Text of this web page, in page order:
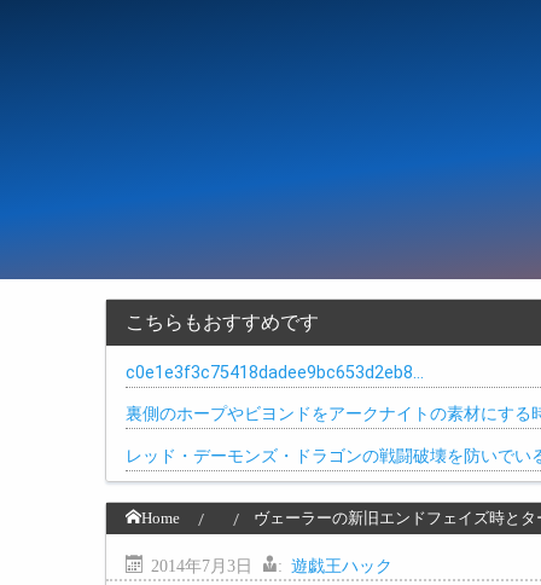
こちらもおすすめです
c0e1e3f3c75418dadee9bc653d2eb8…
裏側のホープやビヨンドをアークナイトの素材にする
レッド・デーモンズ・ドラゴンの戦闘破壊を防いでい
Home ヴェーラーの新旧エンドフェイズ時と
2014年7月3日 : 遊戯王ハック